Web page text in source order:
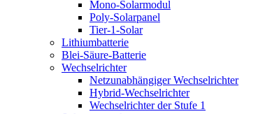
Mono-Solarmodul
Poly-Solarpanel
Tier-1-Solar
Lithiumbatterie
Blei-Säure-Batterie
Wechselrichter
Netzunabhängiger Wechselrichter
Hybrid-Wechselrichter
Wechselrichter der Stufe 1